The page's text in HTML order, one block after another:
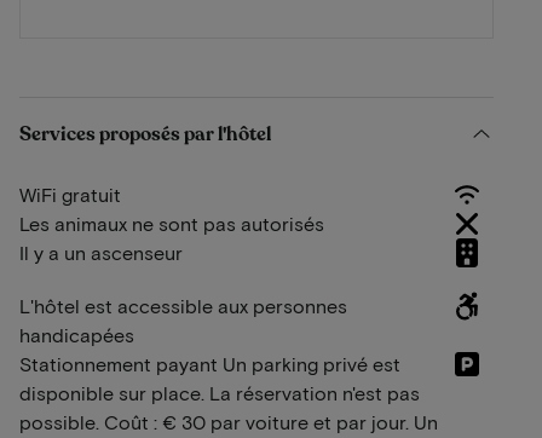
Services proposés par l'hôtel
WiFi gratuit
Les animaux ne sont pas autorisés
Il y a un ascenseur
L'hôtel est accessible aux personnes
handicapées
Stationnement payant Un parking privé est
disponible sur place. La réservation n'est pas
possible. Coût : € 30 par voiture et par jour. Un